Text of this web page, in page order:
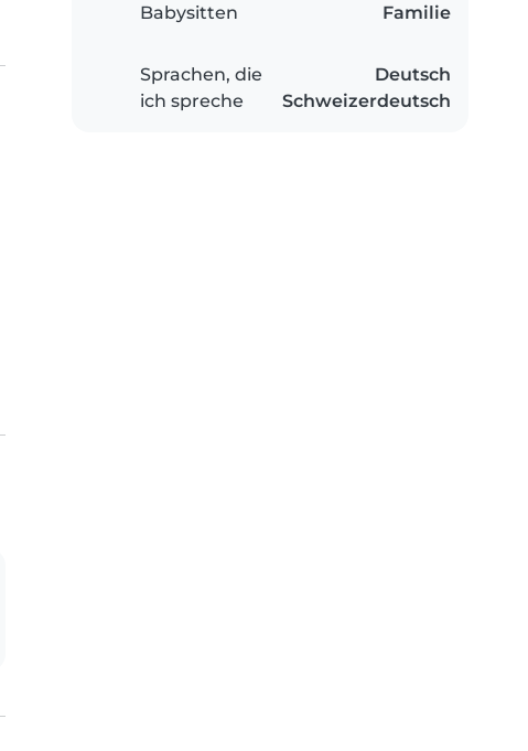
Babysitten
Familie
Sprachen, die
ich spreche
Deutsch
Schweizerdeutsch